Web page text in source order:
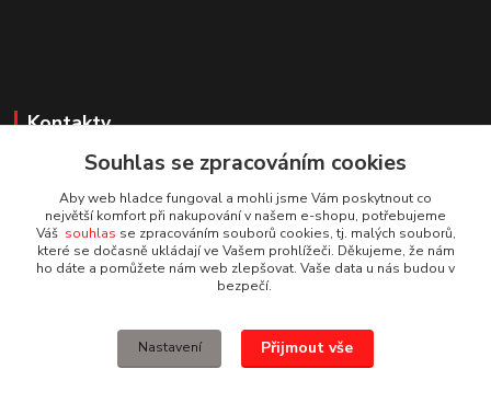
Kontakty
Irena Dvořáková
+420 732 595 975
(PO - PÁ, 7 - 15 hod.)
obchod@vruty-roman-stary.cz
Souhlas se zpracováním cookies
Aby web hladce fungoval a mohli jsme Vám poskytnout co
největší komfort při nakupování v našem e-shopu, potřebujeme
Váš souhlas se zpracováním souborů cookies, tj. malých souborů,
které se dočasně ukládají ve Vašem prohlížeči. Děkujeme, že nám
ho dáte a pomůžete nám web zlepšovat. Vaše data u nás budou v
bezpečí.
Nastavení Přijmout vše